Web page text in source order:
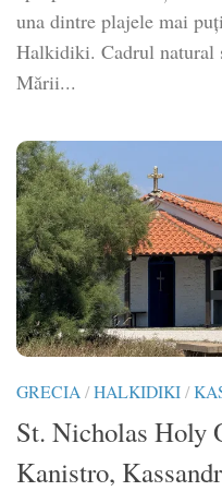
una dintre plajele mai
Halkidiki. Cadrul natural
Mării...
GRECIA /HALKIDIKI/
St. Nicholas Holy
Kanistro,